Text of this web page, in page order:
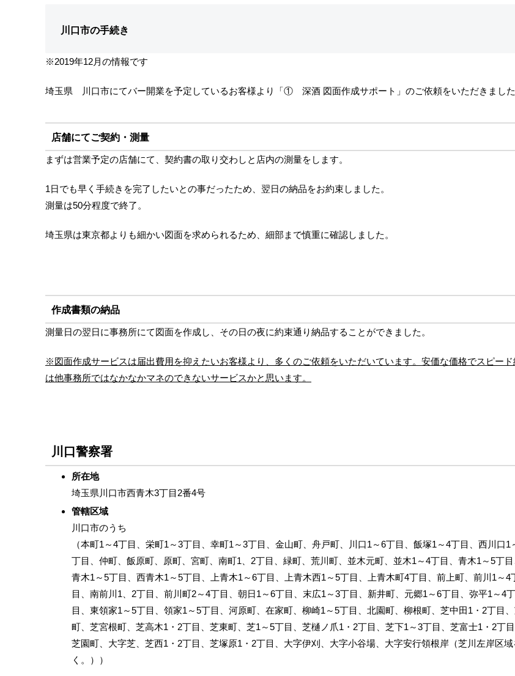
川口市の手続き
※2019年12月の情報です
埼玉県 川口市にてバー開業を予定しているお客様より「① 深酒 図面作成サポート」のご依頼をいただきました
店舗にてご契約・測量
まずは営業予定の店舗にて、契約書の取り交わしと店内の測量をします。
1日でも早く手続きを完了したいとの事だったため、翌日の納品をお約束しました。
測量は50分程度で終了。
埼玉県は東京都よりも細かい図面を求められるため、細部まで慎重に確認しました。
作成書類の納品
測量日の翌日に事務所にて図面を作成し、その日の夜に約束通り納品することができました。
※図面作成サービスは届出費用を抑えたいお客様より、多くのご依頼をいただいています。安価な価格でスピード
は他事務所ではなかなかマネのできないサービスかと思います。
川口警察署
所在地
埼玉県川口市西青木3丁目2番4号
管轄区域
川口市のうち
（本町1～4丁目、栄町1～3丁目、幸町1～3丁目、金山町、舟戸町、川口1～6丁目、飯塚1～4丁目、西川口1
丁目、仲町、飯原町、原町、宮町、南町1、2丁目、緑町、荒川町、並木元町、並木1～4丁目、青木1～5丁目
青木1～5丁目、西青木1～5丁目、上青木1～6丁目、上青木西1～5丁目、上青木町4丁目、前上町、前川1～4
目、南前川1、2丁目、前川町2～4丁目、朝日1～6丁目、末広1～3丁目、新井町、元郷1～6丁目、弥平1～4丁
目、東領家1～5丁目、領家1～5丁目、河原町、在家町、柳崎1～5丁目、北園町、柳根町、芝中田1・2丁目
町、芝宮根町、芝高木1・2丁目、芝東町、芝1～5丁目、芝樋ノ爪1・2丁目、芝下1～3丁目、芝富士1・2丁目
芝園町、大字芝、芝西1・2丁目、芝塚原1・2丁目、大字伊刈、大字小谷場、大字安行領根岸（芝川左岸区
く。））